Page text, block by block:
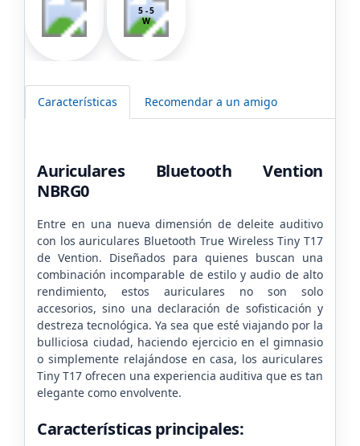
5 - 5
W
Características Recomendar a un amigo
Auriculares Bluetooth Vention
NBRG0
Entre en una nueva dimensión de deleite auditivo
con los auriculares Bluetooth True Wireless Tiny T17
de Vention. Diseñados para quienes buscan una
combinación incomparable de estilo y audio de alto
rendimiento, estos auriculares no son solo
accesorios, sino una declaración de sofisticación y
destreza tecnológica. Ya sea que esté viajando por la
bulliciosa ciudad, haciendo ejercicio en el gimnasio
o simplemente relajándose en casa, los auriculares
Tiny T17 ofrecen una experiencia auditiva que es tan
elegante como envolvente.
Características principales: